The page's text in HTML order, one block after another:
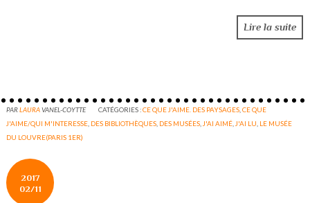
Lire la suite
PARLAURAVANEL-COYTTE CATÉGORIES :CE QUE J'AIME. DES PAYSAGES,CE QUE
J'AIME/QUI M'INTERESSE, DES BIBLIOTHÈQUES, DES MUSÉES,J'AI AIMÉ,J'AI LU, LE MUSÉE
DU LOUVRE(PARIS 1ER)
2017
02/11